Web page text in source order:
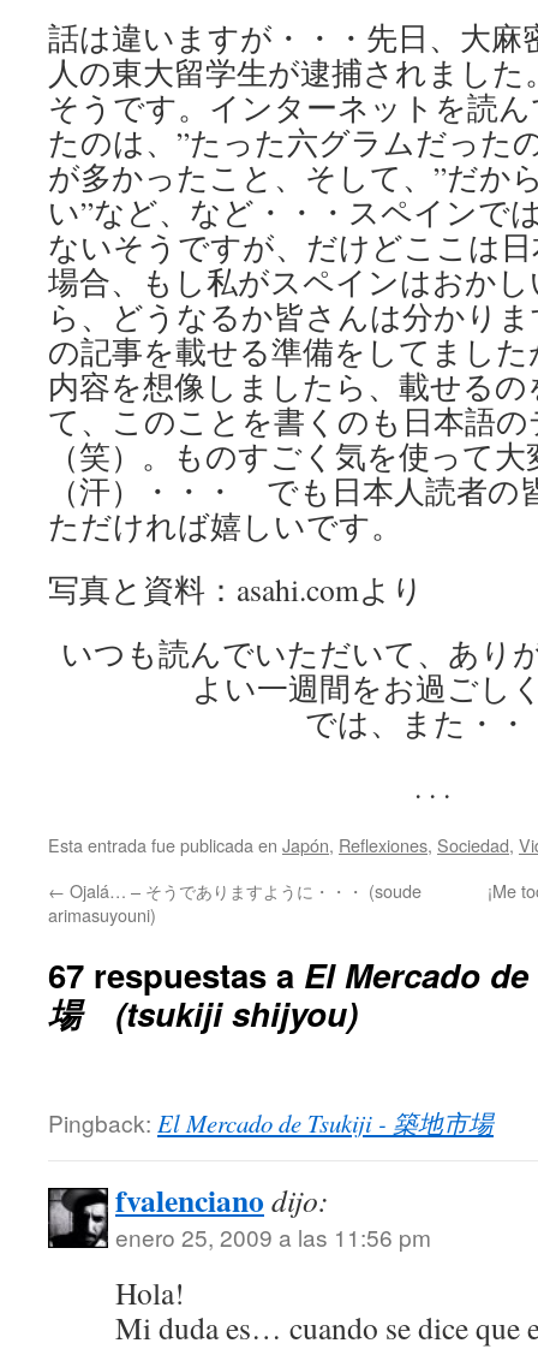
話は違いますが・・・先日、大麻
人の東大留学生が逮捕されまし
そうです。インターネットを読
たのは、”たった六グラムだった
が多かったこと、そして、”だか
い”など、など・・・スペインで
ないそうですが、だけどここは
場合、もし私がスペインはおか
ら、どうなるか皆さんは分かり
の記事を載せる準備をしてまし
内容を想像しましたら、載せる
て、このことを書くのも日本語
（笑）。ものすごく気を使って
（汗）・・・ でも日本人読者の
ただければ嬉しいです。
写真と資料：asahi.comより
いつも読んでいただいて、あり
よい一週間をお過ごし
では、また・・
. . .
Esta entrada fue publicada en Japón, Reflexiones, Sociedad,
← Ojalá… – そうでありますように・・・ (soude
arimasuyouni)
¡Me
67 respuestas a El Mercado
場 (tsukiji shijyou)
Pingback: El Mercado de Tsukiji - 築地市場
fvalenciano dijo:
enero 25, 2009 a las 11:56 pm
Hola!
Mi duda es… cuando se dice que